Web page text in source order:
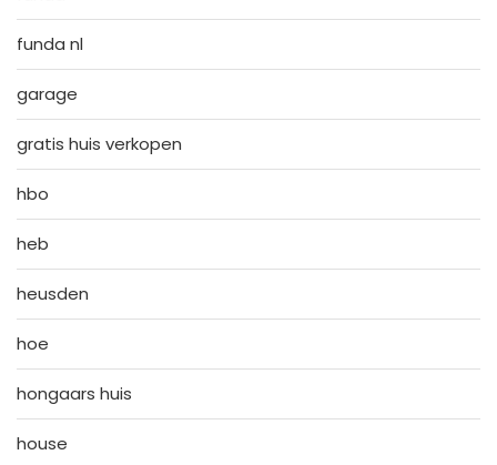
funda nl
garage
gratis huis verkopen
hbo
heb
heusden
hoe
hongaars huis
house